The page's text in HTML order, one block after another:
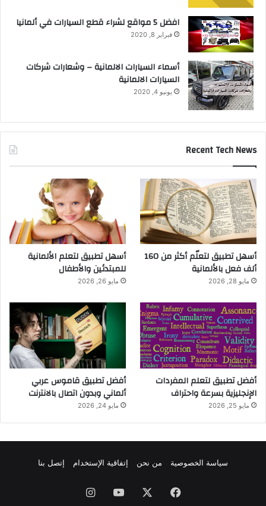
افضل 5 مواقع لشراء قطع السيارات في ألمانيا
فبراير 8, 2020
أسماء السيارات الالمانية – وشعارات شركات
السيارات الالمانية
يونيو 4, 2020
Recent Tech News
أسهل تطبيق لتعلّم أكثر من 160
ألف فعل بالألمانية
مايو 28, 2026
أسهل تطبيق لتعلم الألمانية
للمبتدئين والأطفال
مايو 26, 2026
أفضل تطبيق لتعلم المفردات
الإنجليزية بسرعة واحتراف
مايو 25, 2026
أفضل تطبيق قاموس عربي
ألماني وبدون اتصال بالانترنت
مايو 24, 2026
سياسة الخصوصية من نحن إتفاقية الإستخدام إتصل بنا
فيسبوك ‫YouTube